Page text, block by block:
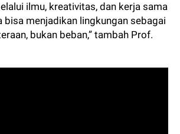
ilmu, kreativitas, dan kerja sama
bisa menjadikan lingkungan sebagai
bukan beban,” tambah Prof.